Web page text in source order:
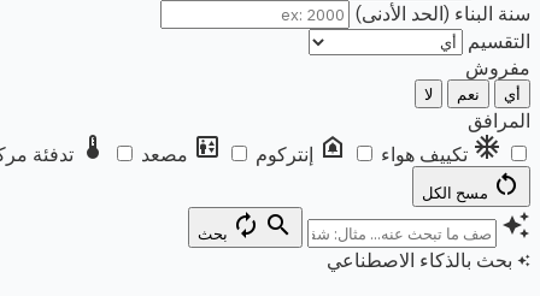
سنة البناء (الحد الأدنى)
التقسيم
مفروش
أي نعم لا
المرافق
ac_unit تكييف هواء doorbell إنتركوم elevator مصعد thermostat تدفئة
restart_alt
auto_awesome
search
autorenew بحث
auto_awesome بحث بالذكاء الاصطناعي